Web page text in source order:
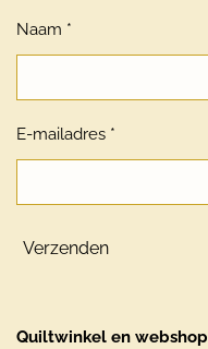
Naam *
E-mailadres *
Verzenden
Quiltwinkel en webshop